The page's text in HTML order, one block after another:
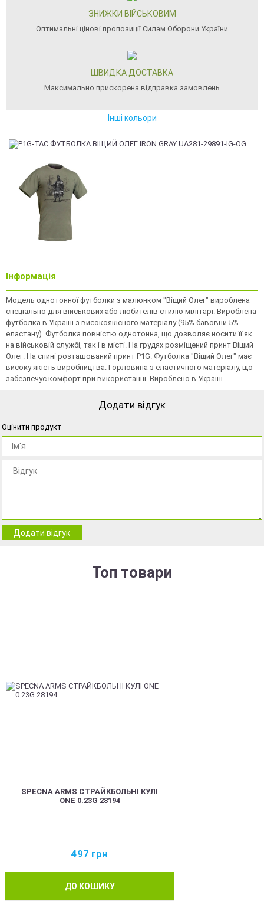
ЗНИЖКИ ВІЙСЬКОВИМ
Оптимальні цінові пропозиції Силам Оборони України
ШВИДКА ДОСТАВКА
Максимально прискорена відправка замовлень
Інші кольори
Інформація
Модель однотонної футболки з малюнком "Віщий Олег" вироблена
спеціально для військових або любителів стилю мілітарі. Вироблена
футболка в Україні з високоякiсного матерiалу (95% бавовни 5%
еластану). Футболка повністю однотонна, що дозволяє носити її як
на військовій службі, так і в місті. На грудях розміщений принт Віщий
Олег. На спинi розташований принт P1G. Футболка "Віщий Олег" має
високу якість виробництва. Горловина з еластичного матеріалу, що
забезпечує комфорт при використанні. Вироблено в Украiнi.
Додати відгук
Оцінити продукт
Додати відгук
Топ товари
SPECNA ARMS СТРАЙКБОЛЬНІ КУЛІ
ONE 0.23G 28194
497 грн
ДО КОШИКУ